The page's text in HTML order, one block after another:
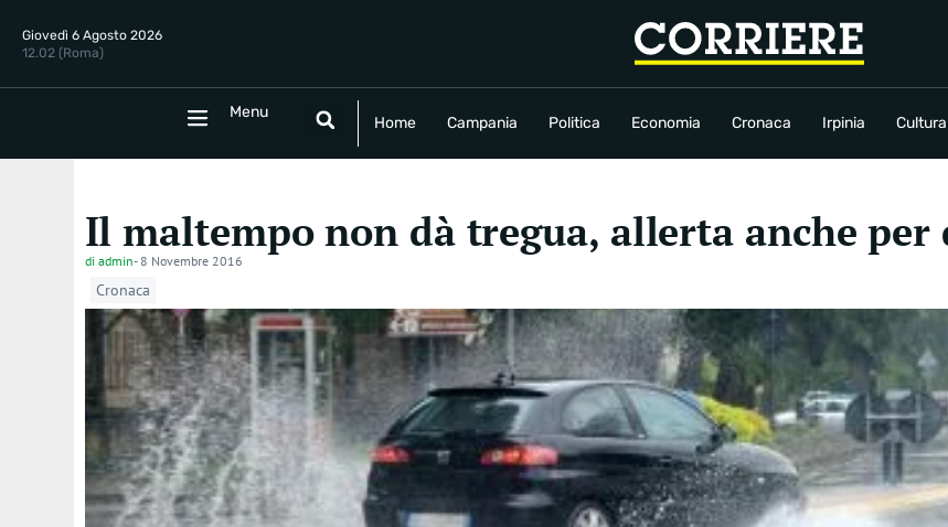
Giovedì 6 Agosto 2026
12.02 (Roma)
Menu
Home Campania Politica Economia Cronaca Irpinia Cultura
Home Campania Politica Economia Cronaca Irpinia Sport
Il maltempo non dà tregua, allerta anche per
di admin- 8 Novembre 2016
Cronaca